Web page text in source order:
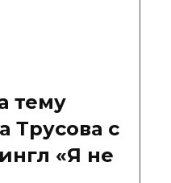
тему
Трусова с
«Я не